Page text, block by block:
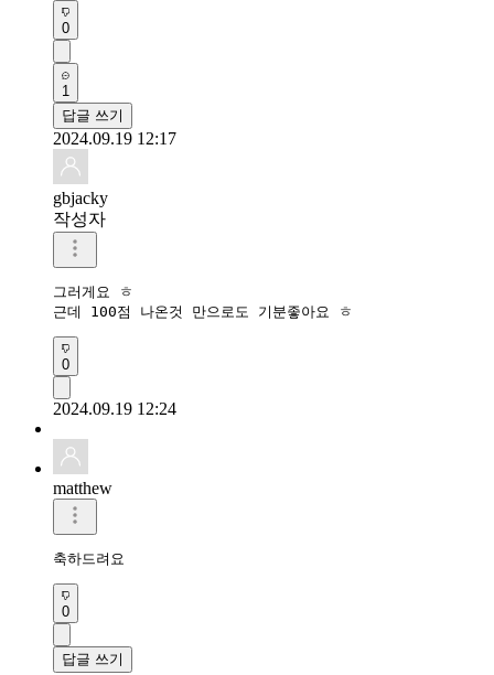
0
1
답글 쓰기
2024.09.19 12:17
gbjacky
작성자
그러게요 ㅎ
근데 100점 나온것 만으로도 기분좋아요 ㅎ
0
2024.09.19 12:24
matthew
축하드려요
0
답글 쓰기